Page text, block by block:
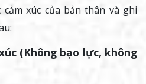
xúc của bản thân và ghi
(Không bạo lực, không